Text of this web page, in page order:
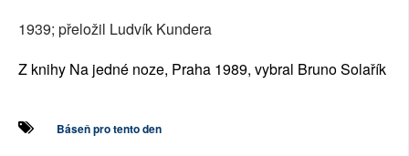
1939; přeložil Ludvík Kundera
Z knihy Na jedné noze, Praha 1989, vybral Bruno Solařík
Báseň pro tento den